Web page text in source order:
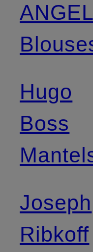
Hugo
Boss
Joseph
Ribkoff